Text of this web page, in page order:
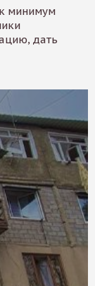
минимум
дать